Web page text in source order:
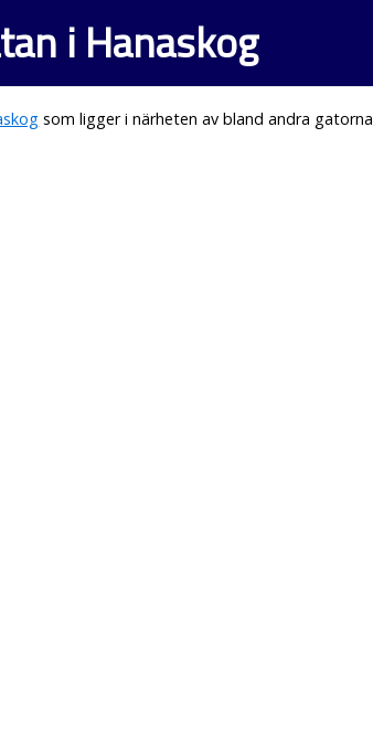
i Hanaskog
som ligger i närheten av bland andra gatorna